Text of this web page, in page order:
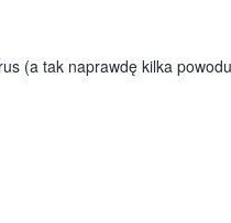
(a tak naprawdę kilka